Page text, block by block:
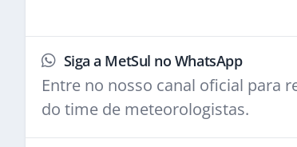
Siga a MetSul no WhatsApp
Entre no nosso canal oficial para
do time de meteorologistas.